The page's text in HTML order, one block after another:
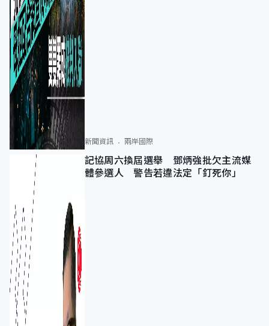
新聞資訊 兩岸國際
記協周六換屆選舉 鄧炳強批欠主流媒
體參選人 警告若違法定「釘死你」